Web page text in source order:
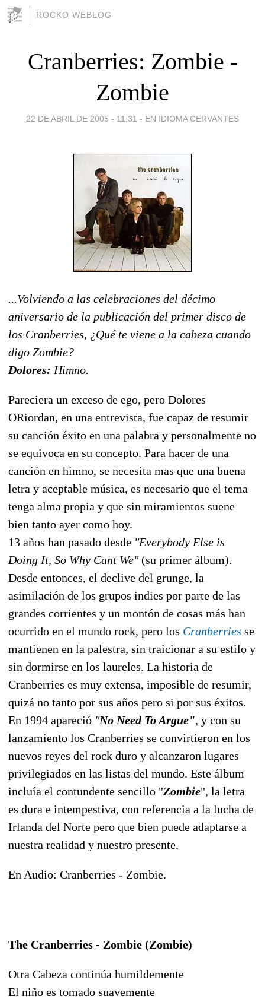
ROCKO WEBLOG
Cranberries: Zombie -
Zombie
22 DE ABRIL DE 2005 - 11:31 - EN IDIOMA CERVANTES
...Volviendo a las celebraciones del décimo
aniversario de la publicación del primer disco de
los Cranberries, ¿Qué te viene a la cabeza cuando
digo Zombie?
Dolores: Himno.
Pareciera un exceso de ego, pero Dolores
ORiordan, en una entrevista, fue capaz de resumir
su canción éxito en una palabra y personalmente no
se equivoca en su concepto. Para hacer de una
canción en himno, se necesita mas que una buena
letra y aceptable música, es necesario que el tema
tenga alma propia y que sin miramientos suene
bien tanto ayer como hoy.
13 años han pasado desde "Everybody Else is
Doing It, So Why Cant We"(su primer álbum).
Desde entonces, el declive del grunge, la
asimilación de los grupos indies por parte de las
grandes corrientes y un montón de cosas más han
ocurrido en el mundo rock, pero los Cranberries se
mantienen en la palestra, sin traicionar a su estilo y
sin dormirse en los laureles. La historia de
Cranberries es muy extensa, imposible de resumir,
quizá no tanto por sus años pero si por sus éxitos.
En 1994 apareció "No Need To Argue", y con su
lanzamiento los Cranberries se convirtieron en los
nuevos reyes del rock duro y alcanzaron lugares
privilegiados en las listas del mundo. Este álbum
incluía el contundente sencillo "Zombie", la letra
es dura e intempestiva, con referencia a la lucha de
Irlanda del Norte pero que bien puede adaptarse a
nuestra realidad y nuestro presente.
En Audio: Cranberries - Zombie.
The Cranberries - Zombie (Zombie)
Otra Cabeza continúa humildemente
El niño es tomado suavemente